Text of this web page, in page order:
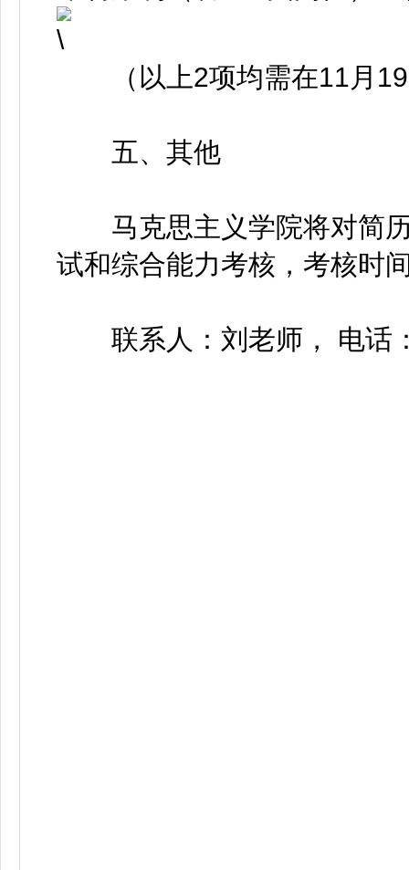
（以上2项均需在11月19
五、其他
马克思主义学院将对简历
试和综合能力考核，考核时
联系人：刘老师， 电话